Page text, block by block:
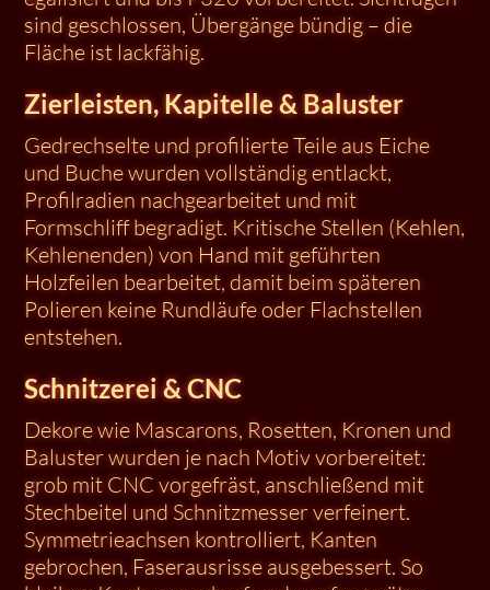
sind geschlossen, Übergänge bündig – die
Fläche ist lackfähig.
Zierleisten, Kapitelle & Baluster
Gedrechselte und profilierte Teile aus Eiche
und Buche wurden vollständig entlackt,
Profilradien nachgearbeitet und mit
Formschliff begradigt. Kritische Stellen (Kehlen,
Kehlenenden) von Hand mit geführten
Holzfeilen bearbeitet, damit beim späteren
Polieren keine Rundläufe oder Flachstellen
entstehen.
Schnitzerei & CNC
Dekore wie Mascarons, Rosetten, Kronen und
Baluster wurden je nach Motiv vorbereitet:
grob mit CNC vorgefräst, anschließend mit
Stechbeitel und Schnitzmesser verfeinert.
Symmetrieachsen kontrolliert, Kanten
gebrochen, Faserausrisse ausgebessert. So